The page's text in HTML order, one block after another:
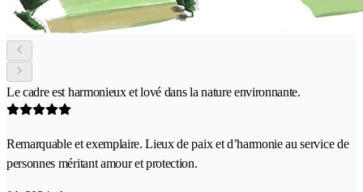
Le cadre est harmonieux et lové dans la nature environnante.
Remarquable et exemplaire. Lieux de paix et d’harmonie au service de
personnes méritant amour et protection.